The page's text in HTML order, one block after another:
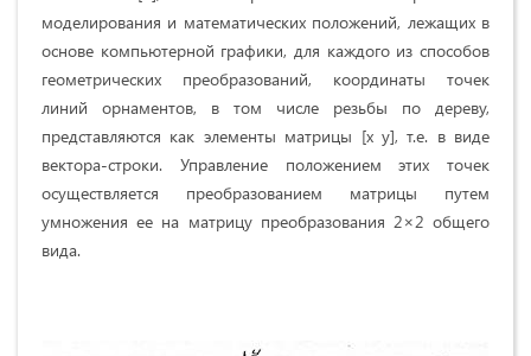
моделирования и математических положений, лежащих в
основе компьютерной графики, для каждого из способов
геометрических преобразований, координаты точек
линий орнаментов, в том числе резьбы по дереву,
представляются как элементы матрицы [x y], т.е. в виде
вектора-строки. Управление положением этих точек
осуществляется преобразованием матрицы путем
умножения ее на матрицу преобразования 2×2 общего
вида.